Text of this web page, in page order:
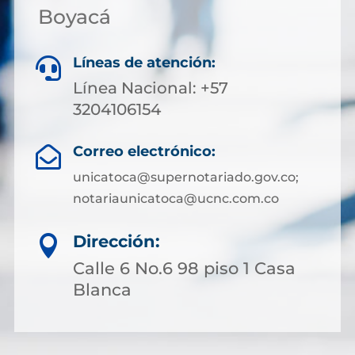
Boyacá
 Líneas de atención:
Línea Nacional: +57
3204106154
 Correo electrónico:
unicatoca@supernotariado.gov.co;
notariaunicatoca@ucnc.com.co

Dirección:
Calle 6 No.6 98 piso 1 Casa
Blanca